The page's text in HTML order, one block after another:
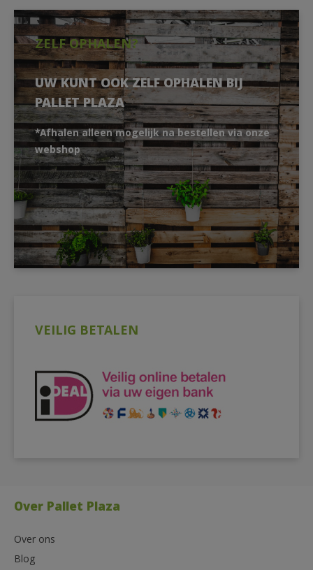
ZELF OPHALEN?
UW KUNT OOK ZELF OPHALEN BIJ
PALLET PLAZA
*Afhalen alleen mogelijk na bestellen via onze
webshop
VEILIG BETALEN
Over Pallet Plaza
Over ons
Blog